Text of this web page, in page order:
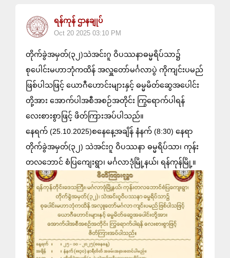
ရန်ကုန် ဌာနချုပ်
Oct 20 2025 03:10 PM
တိုက်ခွဲအမှတ်(၃၂)သဲအင်းဂူ ဝိပဿနာဓမ္မရိပ်သာ၌
စုပေါင်းမဟာဘုံကထိန် အလှူတော်မင်္ဂလာပွဲ ကိုကျင်းပမည်
ဖြစ်ပါသဖြင့် ယောဂီဟောင်းများနှင့် ဓမ္မမိတ်ဆွေအပေါင်း
တို့အား အောက်ပါအစီအစဉ်အတိုင်း ကြွရောက်ပါရန်
လေးစားစွာဖြင့် ဖိတ်ကြားအပ်ပါသည်။
နေရက် (25.10.2025)စနေနေ့အချိန် နံနက် (8:30) နေရာ
တိုက်ခွဲအမှတ်(၃၂) သဲအင်းဂူ ဝိပဿနာ ဓမ္မရိပ်သာ၊ ကုန်း
တလဘောင် စံပြကျေးရွာ၊ မင်္ဂလာဒုံမြို့နယ်၊ ရန်ကုန်မြို့။